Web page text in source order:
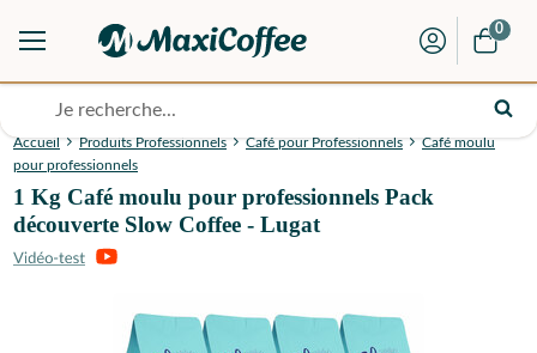
0
Accueil Produits Professionnels Café pour Professionnels
Café moulu
pour professionnels
1 Kg Café moulu pour professionnels Pack
découverte Slow Coffee - Lugat